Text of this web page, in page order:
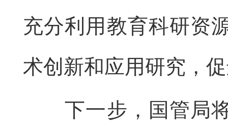
充分利用教育科研资
术创新和应用研究，
下一步，国管局将